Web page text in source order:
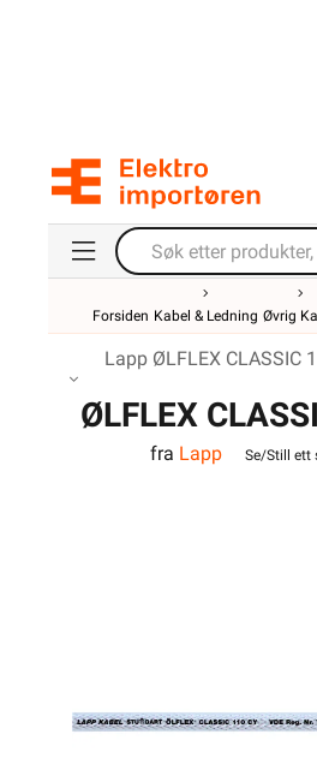
Forsiden Kabel & Ledning Øvrig
Lapp ØLFLEX CLASSIC
ØLFLEX
4G10
fra Lapp Se/Still ett